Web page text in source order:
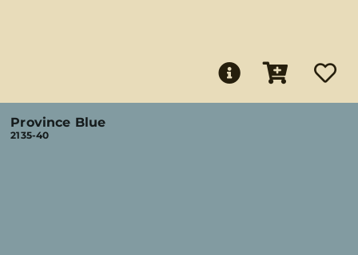
Province Blue
2135-40